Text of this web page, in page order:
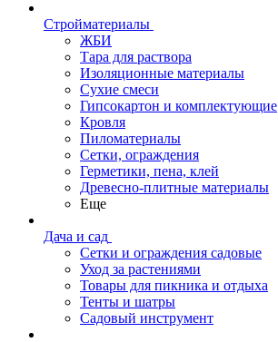
Стройматериалы
ЖБИ
Тара для раствора
Изоляционные материалы
Сухие смеси
Гипсокартон и комплектующие
Кровля
Пиломатериалы
Сетки, ограждения
Герметики, пена, клей
Древесно-плитные материалы
Еще
Дача и сад
Сетки и ограждения садовые
Уход за растениями
Товары для пикника и отдыха
Тенты и шатры
Садовый инструмент